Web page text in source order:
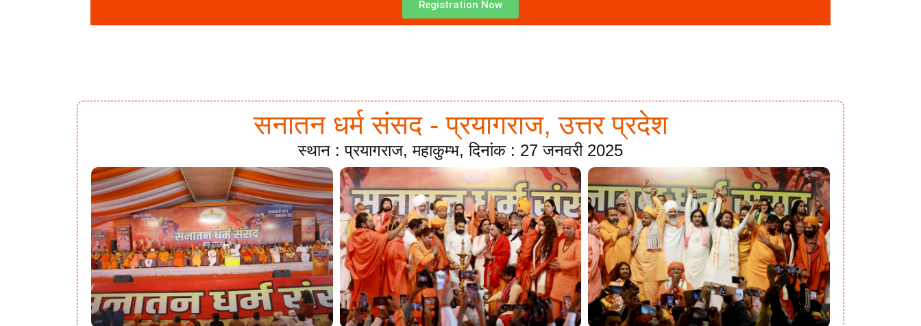
Registration Now
सनातन धर्म संसद - प्रयागराज, उत्तर प्रदेश
स्थान : प्रयागराज, महाकुम्भ, दिनांक : 27 जनवरी 2025